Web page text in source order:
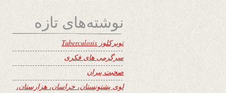
نوشته‌های تازه
توبرکلوز Tuberculosis
سرگرمی های فکری
صحبت پیران
لوی پشتونستان، خراسان، هزارستان،